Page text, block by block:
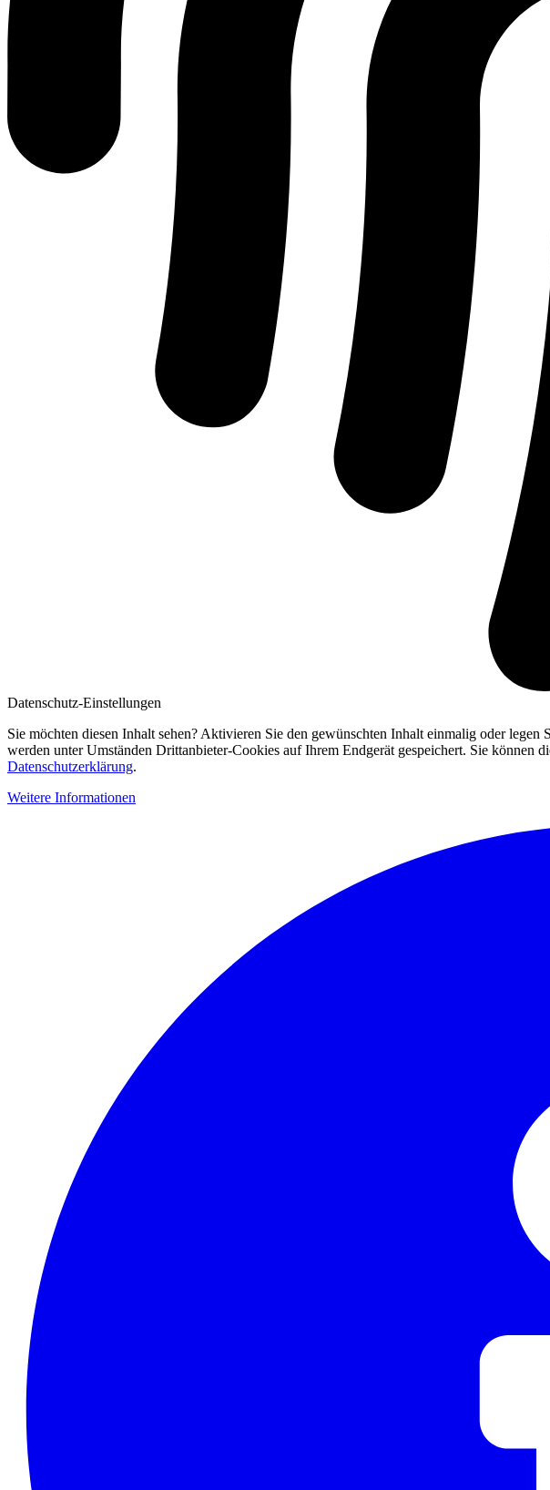
Datenschutz-Einstellungen
Sie möchten diesen Inhalt sehen? Aktivieren Sie den gewünschten Inhalt einmalig oder
werden unter Umständen Drittanbieter-Cookies auf Ihrem Endgerät gespeichert. Sie
Datenschutzerklärung.
Weitere Informationen